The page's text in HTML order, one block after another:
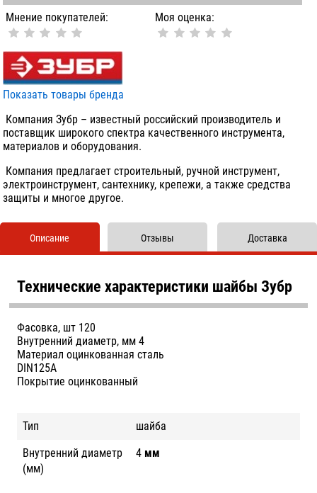
Мнение покупателей:
Моя оценка:
Показать товары бренда
Компания Зубр – известный российский производитель и
поставщик широкого спектра качественного инструмента,
материалов и оборудования.
Компания предлагает строительный, ручной инструмент,
электроинструмент, сантехнику, крепежи, а также средства
защиты и многое другое.
Описание
Технические характеристики шайбы Зубр
Фасовка, шт 120
Внутренний диаметр, мм 4
Материал оцинкованная сталь
DIN125А
Покрытие оцинкованный
Тип
шайба
Внутренний диаметр
(мм)
4 мм
Отзывы Доставка